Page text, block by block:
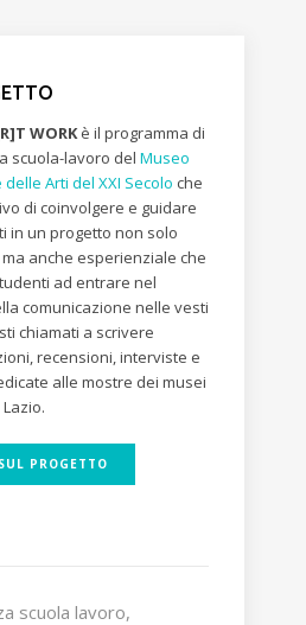
WORKè il programma di
scuola-lavoro del Museo
Arti del XXI Secolo che
di coinvolgere e guidare
in un progetto non solo
anche esperienziale che
ad entrare nel
comunicazione nelle vesti
chiamati a scrivere
recensioni, interviste e
alle mostre dei musei
PROGETTO
scuola lavoro